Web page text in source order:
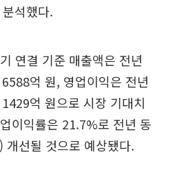
석했다.
연결 기준 매출액은 전년
억 원, 영업이익은 전년
억 원으로 시장 기대치
이익률은 21.7%로 전년 동
선될 것으로 예상됐다.